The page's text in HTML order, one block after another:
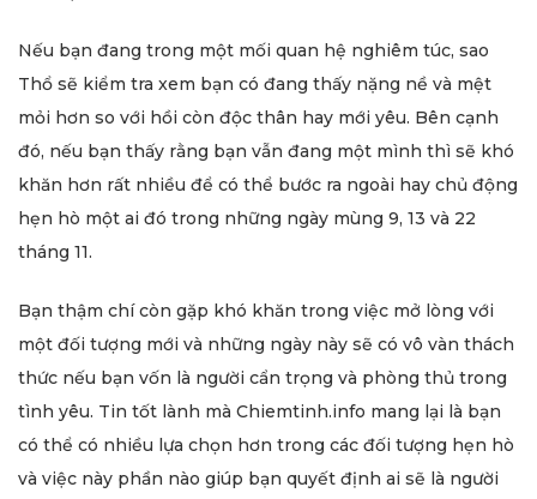
Nếu bạn đang trong một mối quan hệ nghiêm túc, sao
Thổ sẽ kiểm tra xem bạn có đang thấy nặng nề và mệt
mỏi hơn so với hồi còn độc thân hay mới yêu. Bên cạnh
đó, nếu bạn thấy rằng bạn vẫn đang một mình thì sẽ khó
khăn hơn rất nhiều để có thể bước ra ngoài hay chủ động
hẹn hò một ai đó trong những ngày mùng 9, 13 và 22
tháng 11.
Bạn thậm chí còn gặp khó khăn trong việc mở lòng với
một đối tượng mới và những ngày này sẽ có vô vàn thách
thức nếu bạn vốn là người cẩn trọng và phòng thủ trong
tình yêu. Tin tốt lành mà Chiemtinh.info mang lại là bạn
có thể có nhiều lựa chọn hơn trong các đối tượng hẹn hò
và việc này phần nào giúp bạn quyết định ai sẽ là người